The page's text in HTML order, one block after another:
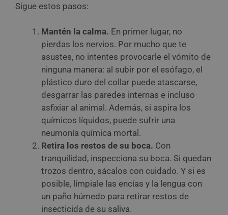
Sigue estos pasos:
Mantén la calma. En primer lugar, no
pierdas los nervios. Por mucho que te
asustes, no intentes provocarle el vómito de
ninguna manera: al subir por el esófago, el
plástico duro del collar puede atascarse,
desgarrar las paredes internas e incluso
asfixiar al animal. Además, si aspira los
químicos líquidos, puede sufrir una
neumonía química mortal.
Retira los restos de su boca. Con
tranquilidad, inspecciona su boca. Si quedan
trozos dentro, sácalos con cuidado. Y si es
posible, límpiale las encías y la lengua con
un paño húmedo para retirar restos de
insecticida de su saliva.